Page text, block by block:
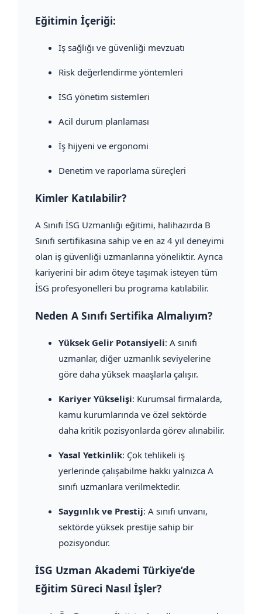
Eğitimin İçeriği:
İş sağlığı ve güvenliği mevzuatı
Risk değerlendirme yöntemleri
İSG yönetim sistemleri
Acil durum planlaması
İş hijyeni ve ergonomi
Denetim ve raporlama süreçleri
Kimler Katılabilir?
A Sınıfı İSG Uzmanlığı eğitimi, halihazırda B
Sınıfı sertifikasına sahip ve en az 4 yıl deneyimi
olan iş güvenliği uzmanlarına yöneliktir. Ayrıca
kariyerini bir adım öteye taşımak isteyen tüm
İSG profesyonelleri bu programa katılabilir.
Neden A Sınıfı Sertifika Almalıyım?
Yüksek Gelir Potansiyeli: A sınıfı
uzmanlar, diğer uzmanlık seviyelerine
göre daha yüksek maaşlarla çalışır.
Kariyer Yükselişi: Kurumsal firmalarda,
kamu kurumlarında ve özel sektörde
daha kritik pozisyonlarda görev alınabilir.
Yasal Yetkinlik: Çok tehlikeli iş
yerlerinde çalışabilme hakkı yalnızca A
sınıfı uzmanlara verilmektedir.
Saygınlık ve Prestij: A sınıfı unvanı,
sektörde yüksek prestije sahip bir
pozisyondur.
İSG Uzman Akademi Türkiye’de
Eğitim Süreci Nasıl İşler?